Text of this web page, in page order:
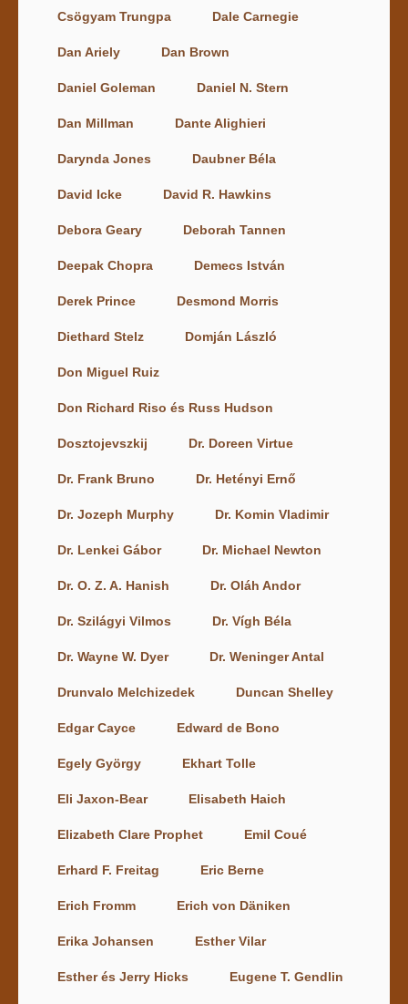
Csögyam Trungpa Dale Carnegie
Dan Ariely Dan Brown
Daniel Goleman Daniel N. Stern
Dan Millman Dante Alighieri
Darynda Jones Daubner Béla
David Icke David R. Hawkins
Debora Geary Deborah Tannen
Deepak Chopra Demecs István
Derek Prince Desmond Morris
Diethard Stelz Domján László
Don Miguel Ruiz
Don Richard Riso és Russ Hudson
Dosztojevszkij Dr. Doreen Virtue
Dr. Frank Bruno Dr. Hetényi Ernő
Dr. Jozeph Murphy Dr. Komin Vladimir
Dr. Lenkei Gábor Dr. Michael Newton
Dr. O. Z. A. Hanish Dr. Oláh Andor
Dr. Szilágyi Vilmos Dr. Vígh Béla
Dr. Wayne W. Dyer Dr. Weninger Antal
Drunvalo Melchizedek Duncan Shelley
Edgar Cayce Edward de Bono
Egely György Ekhart Tolle
Eli Jaxon-Bear Elisabeth Haich
Elizabeth Clare Prophet Emil Coué
Erhard F. Freitag Eric Berne
Erich Fromm Erich von Däniken
Erika Johansen Esther Vilar
Esther és Jerry Hicks Eugene T. Gendlin